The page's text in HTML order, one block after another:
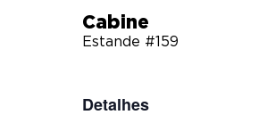
Cabine
Estande #159
Detalhes